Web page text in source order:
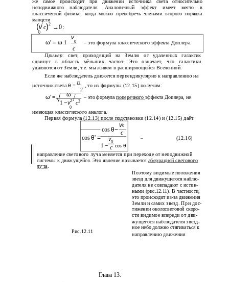
же самое происходит при движении источника света относительно
неподвижного наблюдателя. Аналогичный эффект имеет место в
классической физике, когда можно пренебречь членами второго порядка
малости
(vc)2 →0 :
0
v
ω' = ω 1 0 – это формула классического эффекта Доплера.
c
Пример: свет, приходящий на Землю от удаленных галактик
сдвинут в область мèньших частот. Это означает, что галактики
удаляются от Земли, т.е. мы живем в расширяющейся Вселенной.
Если же наблюдатель движется перпендикулярно к направлению на
источник светаθ =
π
2
, то из формулы (12.15) получим:
ω'= ω – это формулапоперечного эффекта Доплера, не
1 −v2 c2
0
имеющая классического аналога.
Первая формула (12.13) после подстановки (12.14) и (12.15) даёт:
cosθ−
v0
cosθ' =
c
– (12.16)
v
1 −
0
cos θ
c
направление светового луча меняется при переходе от неподвижной
системы к движущейся. Это явление называется аберрацией светового
луча.
Поэтому видимые положения
звезд для движущегося наблю-
дателя не совпадают с истин-
ными (рис.12.11). В частности,
это происходит из-за движения
Земли и самих звезд. При дос-
тижении околосветовой скоро-
сти видимое впереди от дви-
жущегося наблюдателя звезд-
Рис.12.11
ное небо должно стягиваться к
направлению движения
Глава 13.